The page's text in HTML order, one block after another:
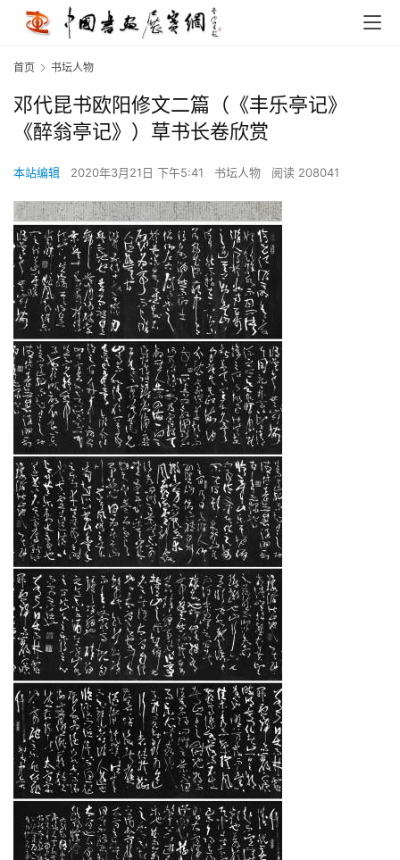
首页 书坛人物
邓代昆书欧阳修文二篇（《丰乐亭记》
《醉翁亭记》）草书长卷欣赏
本站编辑 2020年3月21日 下午5:41 书坛人物 阅读 208041